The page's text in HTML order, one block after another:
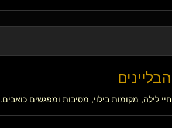
הבליינים
חיי לילה, מקומות בילוי, מסיבות ומפגשים כואבים.